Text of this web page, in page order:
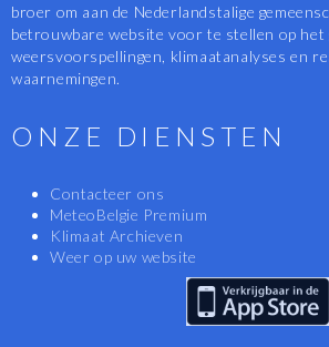
broer om aan de Nederlandstalige
betrouwbare website voor te stellen op het
weersvoorspellingen, klimaatanalyses en
waarnemingen.
ONZE DIENSTEN
Contacteer ons
MeteoBelgie Premium
Klimaat Archieven
Weer op uw website